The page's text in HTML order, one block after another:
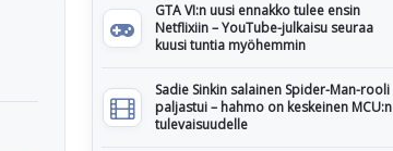
GTA VI:n uusi ennakko tulee ensin
Netflixiin – YouTube-julkaisu seuraa
kuusi tuntia myöhemmin
Sadie Sinkin salainen Spider-Man-rooli
paljastui – hahmo on keskeinen MCU:n
tulevaisuudelle